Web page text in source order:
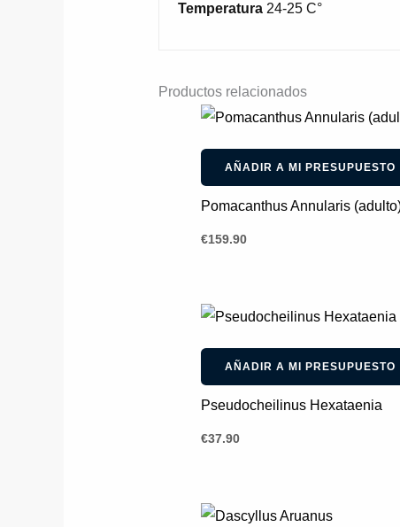
Temperatura24-25 C°
Productos relacionados
AÑADIR A MI PRESUPUESTO
Pomacanthus Annularis
€159.90
AÑADIR A MI PRESUPUESTO
Pseudocheilinus Hexataenia
€37.90